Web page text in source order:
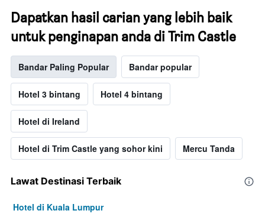
Dapatkan hasil carian yang lebih baik
untuk penginapan anda di Trim Castle
Bandar Paling Popular Bandar popular
Hotel 3 bintang Hotel 4 bintang
Hotel di Ireland
Hotel di Trim Castle yang sohor kini Mercu Tanda
Lawat Destinasi Terbaik
Hotel di Kuala Lumpur